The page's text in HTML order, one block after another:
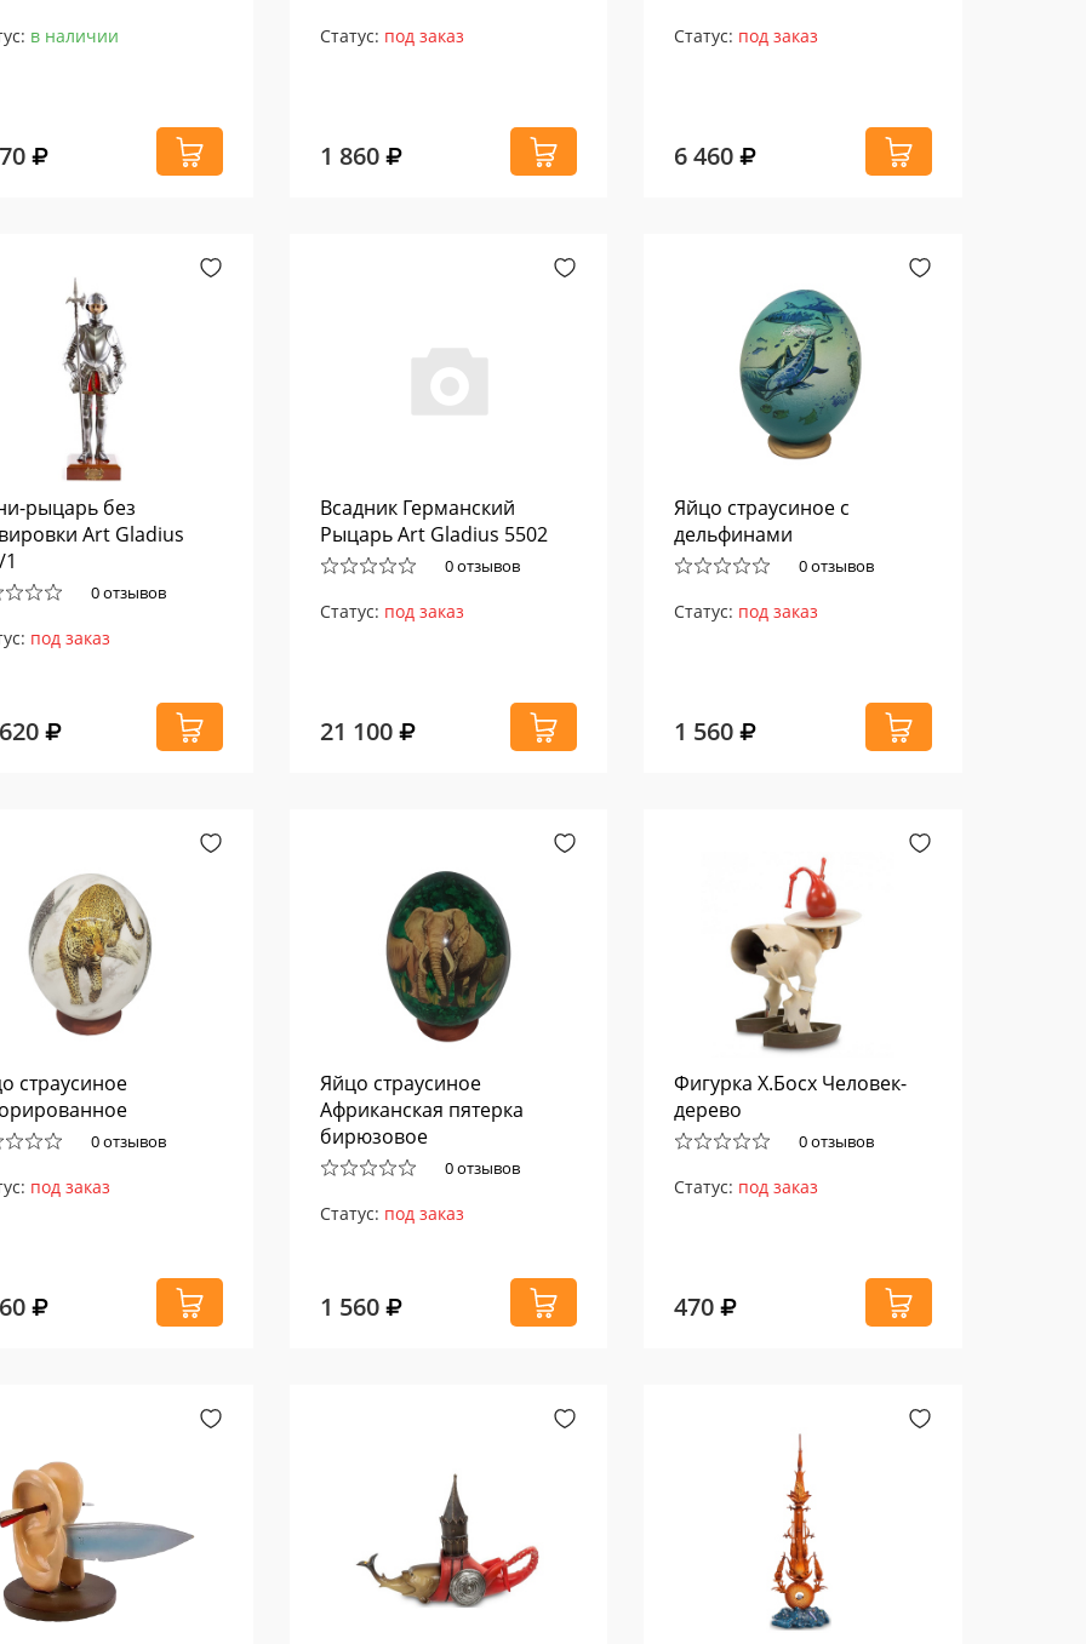
в наличии Статус: под заказ
1 860
Статус: под заказ
6 460
рыцарь без
Art Gladius
0 отзывов
под заказ
Всадник Германский
Рыцарь Art Gladius 5502
0 отзывов
Статус: под заказ
21 100
Яйцо страусиное с
дельфинами
0 отзывов
Статус: под заказ
1 560
страусиное
0 отзывов
под заказ
Яйцо страусиное
Африканская пятерка
бирюзовое
0 отзывов
Статус: под заказ
1 560
Фигурка Х.Босх Человек-
дерево
0 отзывов
Статус: под заказ
470